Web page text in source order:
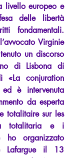
livello europeo e
delle libertà
fondamentali.
Virginie
un discorso
di Lisbona di
«La conjuration
è intervenuta
da esperta
totalitaire sur les
totalitaria e i
organizzato
Lafargue il 13